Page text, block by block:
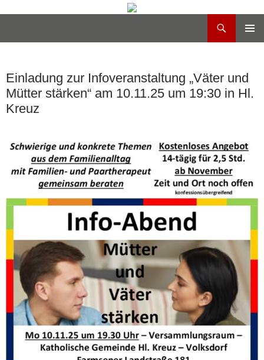
Einladung zur Infoveranstaltung „Väter und
Mütter stärken“ am 10.11.25 um 19:30 in Hl.
Kreuz